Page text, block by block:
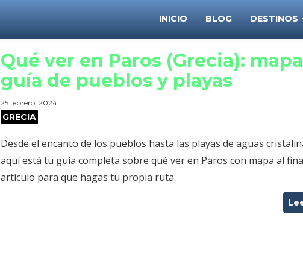
INICIO BLOG DESTINOS
Qué ver en Paros (Grecia):
guía de pueblos y playas
25 febrero, 2024
GRECIA
Desde el encanto de los pueblos hasta las playas de aguas
aquí está tu guía completa sobre qué ver en Paros con mapa al
artículo para que hagas tu propia ruta.